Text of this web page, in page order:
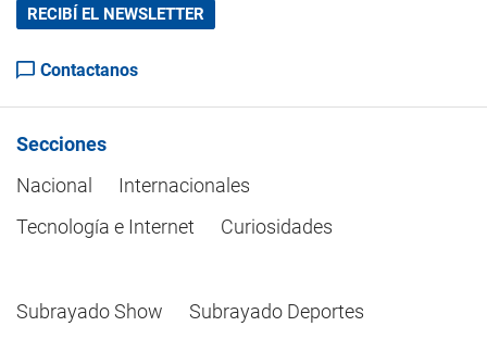
RECIBÍ EL NEWSLETTER
Contactanos
Secciones
Nacional
Internacionales
Tecnología e Internet
Curiosidades
Subrayado Show Subrayado Deportes